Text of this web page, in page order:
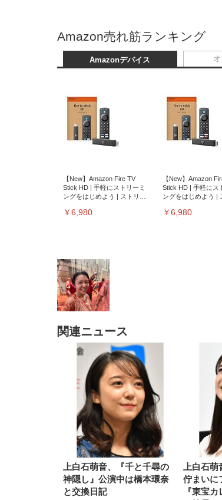
Amazon売れ筋ランキング
Amazonデバイス
【New】Amazon Fire TV
Stick HD | 手軽にストリーミ
ングをはじめよう | ストリー
￥6,980
【New】Amazon
Stick HD | 手軽にス
ングをはじめよう |
￥6,980
[EdoErgo] オフィスチェア 椅
子 テレワーク 疲れない 跳ね
上げ式アームレスト コンパク
ト 約105度ロッキング pc 事務
椅子 360度回転 座面昇降 強化
ナイロン樹脂ベース 通気性メ
ッシュ 在宅ワーク H-
WY01(黒網+黒枠+黒足)
￥5,699
SIHOO B100 オフ
／デスクチェア メ
ア 人間工学 疲れな
EIZO ビジネス向けプレミア
ムモニター | FlexScan
EV3240X-WT | 31.5型4K
UHD・USB Type-C・ホワイ
￥105,595
ムモニター | FlexScan
EV2740X-WT | 27.0型
UHD・USB Type-C
Amazonベーシック ペットシ
ーツ 薄型 レギュラー 1回使い
捨て 無香料 ホワイト 300枚
￥3,373
Amazonベーシック
ーツ 厚型 ワイド 42
枚) ホワイト(吸収面
関連ニュース
上白石萌音、『千と千尋の
神隠し』公演中は橋本環奈
と交換日記
上白石
佇まいに
『東宝